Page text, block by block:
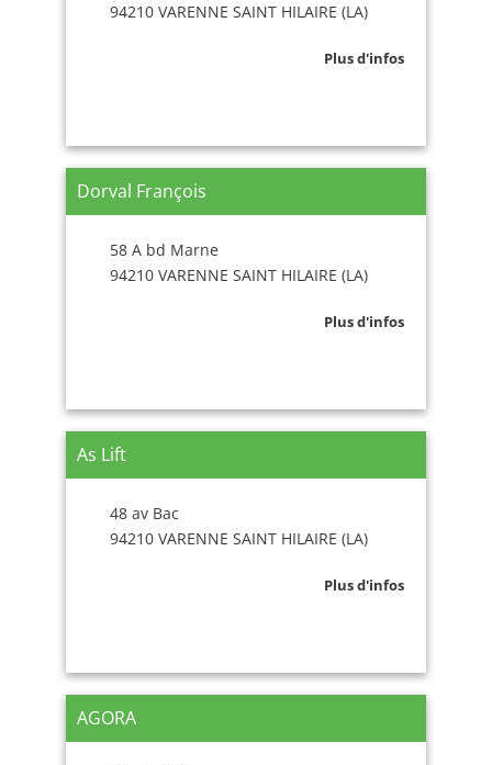
94210 VARENNE SAINT HILAIRE (LA)
Plus d'infos
Dorval François
58 A bd Marne
94210 VARENNE SAINT HILAIRE (LA)
Plus d'infos
As Lift
48 av Bac
94210 VARENNE SAINT HILAIRE (LA)
Plus d'infos
AGORA